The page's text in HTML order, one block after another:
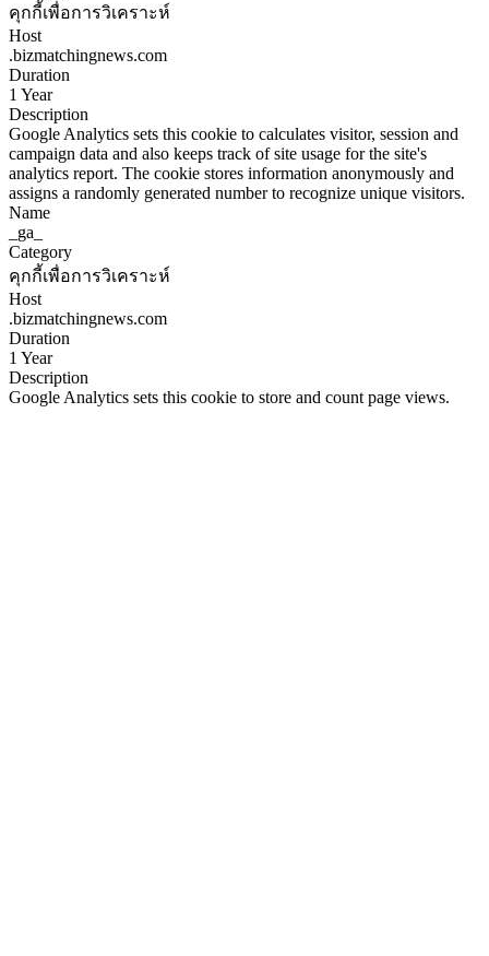
คุกกี้เพื่อการวิเคราะห์
Host
.bizmatchingnews.com
Duration
1 Year
Description
Google Analytics sets this cookie to calculates visitor, session and
campaign data and also keeps track of site usage for the site's
analytics report. The cookie stores information anonymously and
assigns a randomly generated number to recognize unique visitors.
Name
_ga_
Category
คุกกี้เพื่อการวิเคราะห์
Host
.bizmatchingnews.com
Duration
1 Year
Description
Google Analytics sets this cookie to store and count page views.